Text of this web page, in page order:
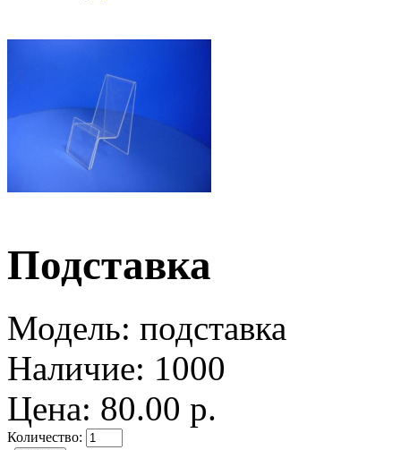
Подставка
Модель: подставка
Наличие: 1000
Цена: 80.00 р.
Количество: